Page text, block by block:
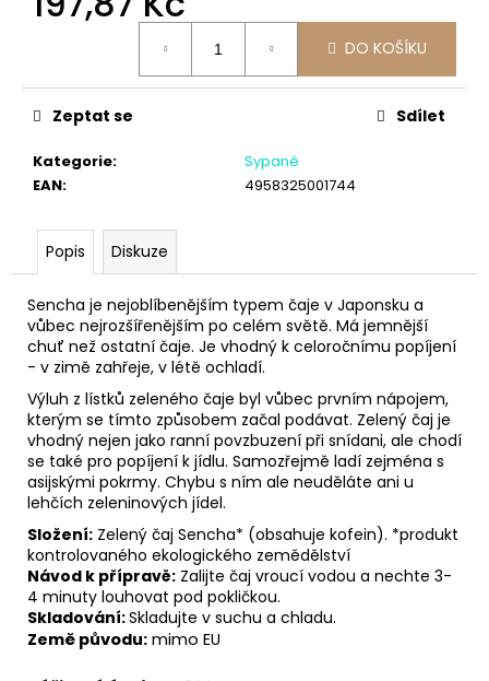
DO KOŠÍKU
Kategorie:
Sypané
EAN: 4958325001744
Zeptat se Sdílet
Popis Diskuze
Sencha je nejoblíbenějším typem čaje v Japonsku a
vůbec nejrozšířenějším po celém světě. Má jemnější
chuť než ostatní čaje. Je vhodný k celoročnímu popíjení
- v zimě zahřeje, v létě ochladí.
Výluh z lístků zeleného čaje byl vůbec prvním nápojem,
kterým se tímto způsobem začal podávat. Zelený čaj je
vhodný nejen jako ranní povzbuzení při snídani, ale chodí
se také pro popíjení k jídlu. Samozřejmě ladí zejména s
asijskými pokrmy. Chybu s ním ale neuděláte ani u
lehčích zeleninových jídel.
Složení: Zelený čaj Sencha* (obsahuje kofein). *produkt
kontrolovaného ekologického zemědělství
Návod k přípravě: Zalijte čaj vroucí vodou a nechte 3-
4 minuty louhovat pod pokličkou.
Skladování:Skladujte v suchu a chladu.
Země původu: mimo EU
p
o
u
č
e
e